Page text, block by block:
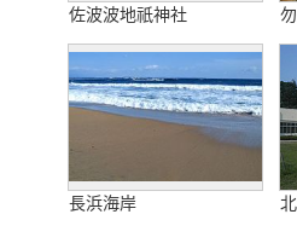
佐波波地祇神社
長浜海岸